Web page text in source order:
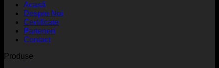
Acasă
Despre Noi
Certificate
Parteneri
Contact
Produse